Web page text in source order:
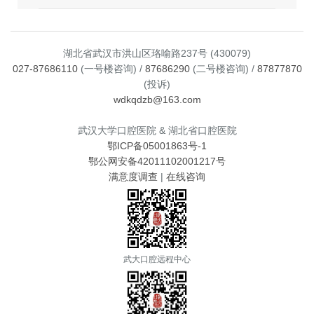
湖北省武汉市洪山区珞喻路237号 (430079)
027-87686110(一号楼咨询) / 87686290(二号楼咨询) / 87877870
(投诉)
wdkqdzb@163.com
武汉大学口腔医院 & 湖北省口腔医院
鄂ICP备05001863号-1
鄂公网安备42011102001217号
满意度调查 | 在线咨询
武大口腔远程中心